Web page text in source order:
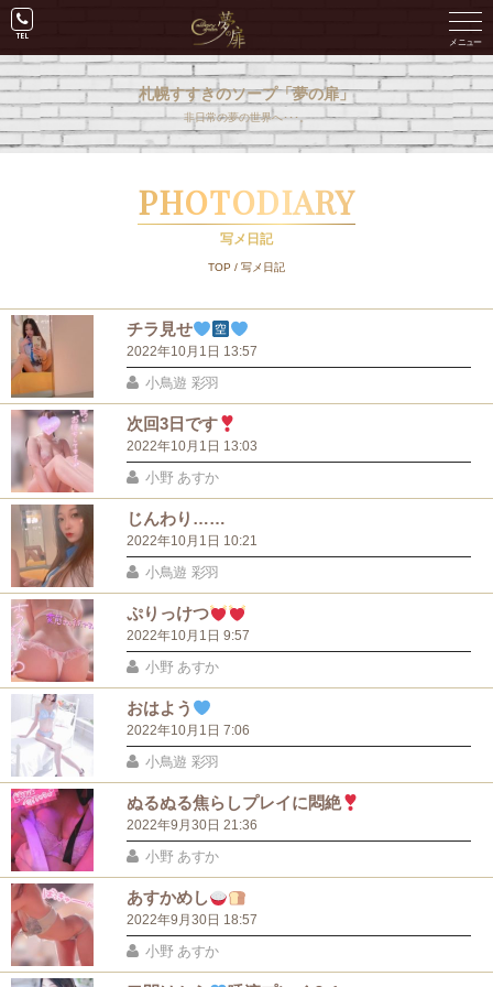
札幌すすきのソープ「夢の扉」
非日常の夢の世界へ･･･。
PHOTODIARY
写メ日記
TOP / 写メ日記
チラ見せ
2022年10月1日 13:57
小鳥遊 彩羽
次回3日です
2022年10月1日 13:03
小野 あすか
じんわり……
2022年10月1日 10:21
小鳥遊 彩羽
ぷりっけつ
2022年10月1日 9:57
小野 あすか
おはよう
2022年10月1日 7:06
小鳥遊 彩羽
ぬるぬる焦らしプレイに悶絶
2022年9月30日 21:36
小野 あすか
あすかめし
2022年9月30日 18:57
小野 あすか